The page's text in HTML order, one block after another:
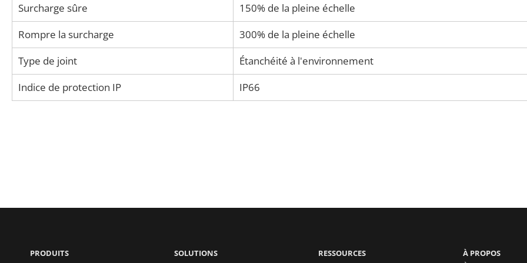
Surcharge sûre
150% de la pleine échelle
Rompre la surcharge
300% de la pleine échelle
Type de joint
Étanchéité à l'environnement
Indice de protection IP
IP66
PRODUITS SOLUTIONS RESSOURCES À PROPOS